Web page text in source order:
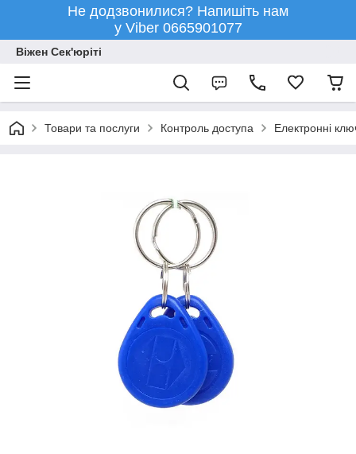
Не додзвонилися? Напишіть нам
у Viber 0665901077
Віжен Сек'юріті
Товари та послуги Контроль доступа Електронні